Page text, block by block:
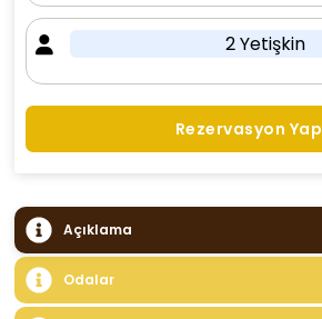
2 Yetişkin
Rezervasyon Yap
Açıklama
Odalar